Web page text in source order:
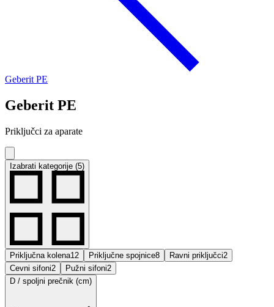
Geberit PE
Geberit PE
Priključci za aparate
Izabrati kategorije (5)
Priključna kolena12 Priključne spojnice8 Ravni priključci2
Cevni sifoni2 Pužni sifoni2
D / spoljni prečnik (cm)